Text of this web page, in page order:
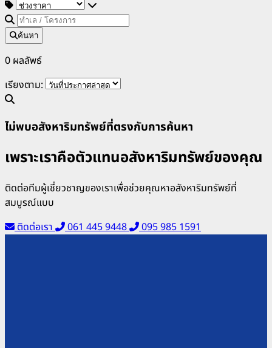
ค้นหา
0 ผลลัพธ์
เรียงตาม:
ไม่พบอสังหาริมทรัพย์ที่ตรงกับการค้นหา
เพราะเราคือตัวแทนอสังหาริมทรัพย์ของคุณ
ติดต่อทีมผู้เชี่ยวชาญของเราเพื่อช่วยคุณหาอสังหาริมทรัพย์ที่
สมบูรณ์แบบ
ติดต่อเรา
061 445 9448 095 985 1591